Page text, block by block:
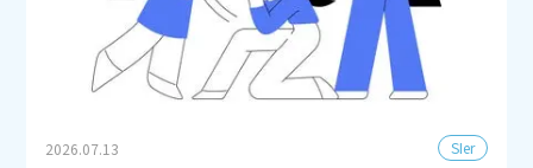
2026.07.13 SIer